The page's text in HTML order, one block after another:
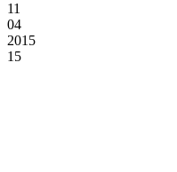
11
04
2015
15